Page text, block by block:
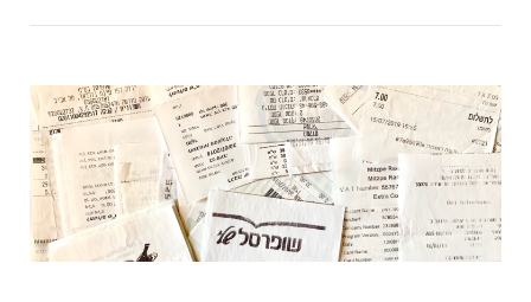
Open post